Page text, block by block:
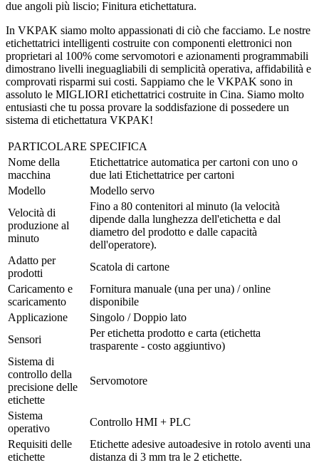
due angoli più liscio; Finitura etichettatura.
In VKPAK siamo molto appassionati di ciò che facciamo. Le nostre
etichettatrici intelligenti costruite con componenti elettronici non
proprietari al 100% come servomotori e azionamenti programmabili
dimostrano livelli ineguagliabili di semplicità operativa, affidabilità e
comprovati risparmi sui costi. Sappiamo che le VKPAK sono in
assoluto le MIGLIORI etichettatrici costruite in Cina. Siamo molto
entusiasti che tu possa provare la soddisfazione di possedere un
sistema di etichettatura VKPAK!
PARTICOLARE SPECIFICA
Nome della
macchina
Etichettatrice automatica per cartoni con uno o
due lati Etichettatrice per cartoni
Modello
Modello servo
Velocità di
produzione al
minuto
Fino a 80 contenitori al minuto (la velocità
dipende dalla lunghezza dell'etichetta e dal
diametro del prodotto e dalle capacità
dell'operatore).
Adatto per
prodotti
Scatola di cartone
Caricamento e
scaricamento
Fornitura manuale (una per una) / online
disponibile
Applicazione
Singolo / Doppio lato
Sensori
Per etichetta prodotto e carta (etichetta
trasparente - costo aggiuntivo)
Sistema di
controllo della
precisione delle
etichette
Servomotore
Sistema
operativo
Controllo HMI + PLC
Requisiti delle
etichette
Etichette adesive autoadesive in rotolo aventi una
distanza di 3 mm tra le 2 etichette.